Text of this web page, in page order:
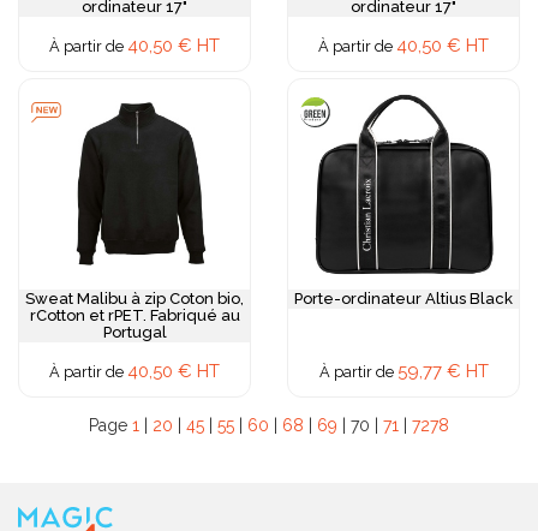
ordinateur 17"
À partir de 40,50 € HT
ordinateur 17"
À partir de 40,50 € HT
Sweat Malibu à zip Coton bio,
rCotton et rPET. Fabriqué au
Portugal
À partir de 40,50 € HT
Porte-ordinateur Altius Black
À partir de 59,77 € HT
Page 1 20 45 55 60 68 69 | 70 | 71 7278